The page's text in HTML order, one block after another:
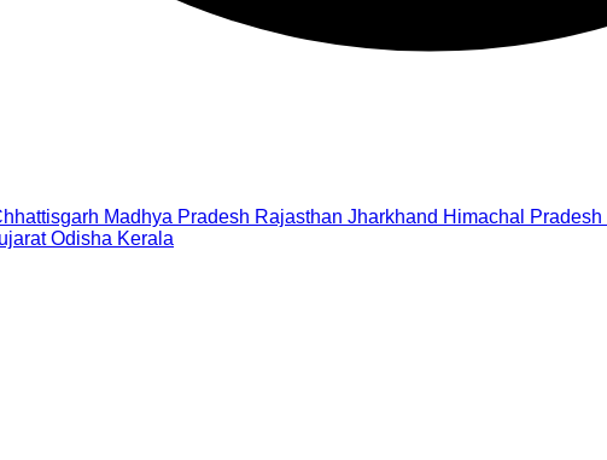
Madhya Pradesh Rajasthan Jharkhand Himachal Pradesh
Odisha Kerala